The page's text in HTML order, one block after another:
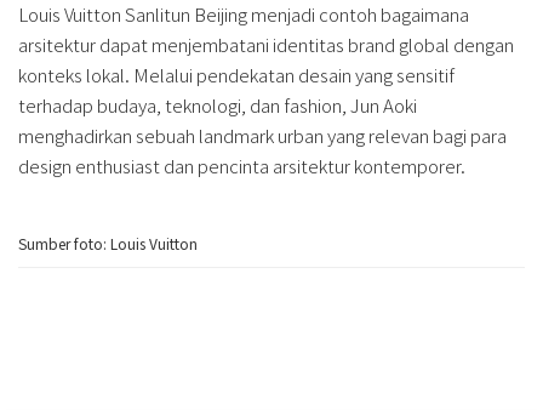
Louis Vuitton Sanlitun Beijing menjadi contoh bagaimana
arsitektur dapat menjembatani identitas brand global dengan
konteks lokal. Melalui pendekatan desain yang sensitif
terhadap budaya, teknologi, dan fashion, Jun Aoki
menghadirkan sebuah landmark urban yang relevan bagi para
design enthusiast dan pencinta arsitektur kontemporer.
Sumber foto: Louis Vuitton